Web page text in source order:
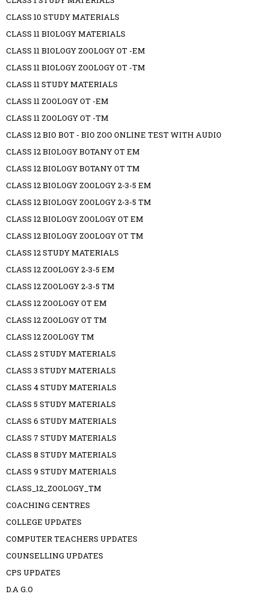
CLASS 10 STUDY MATERIALS
CLASS 11 BIOLOGY MATERIALS
CLASS 11 BIOLOGY ZOOLOGY OT -EM
CLASS 11 BIOLOGY ZOOLOGY OT -TM
CLASS 11 STUDY MATERIALS
CLASS 11 ZOOLOGY OT -EM
CLASS 11 ZOOLOGY OT -TM
CLASS 12 BIO BOT - BIO ZOO ONLINE TEST WITH AUDIO
CLASS 12 BIOLOGY BOTANY OT EM
CLASS 12 BIOLOGY BOTANY OT TM
CLASS 12 BIOLOGY ZOOLOGY 2-3-5 EM
CLASS 12 BIOLOGY ZOOLOGY 2-3-5 TM
CLASS 12 BIOLOGY ZOOLOGY OT EM
CLASS 12 BIOLOGY ZOOLOGY OT TM
CLASS 12 STUDY MATERIALS
CLASS 12 ZOOLOGY 2-3-5 EM
CLASS 12 ZOOLOGY 2-3-5 TM
CLASS 12 ZOOLOGY OT EM
CLASS 12 ZOOLOGY OT TM
CLASS 12 ZOOLOGY TM
CLASS 2 STUDY MATERIALS
CLASS 3 STUDY MATERIALS
CLASS 4 STUDY MATERIALS
CLASS 5 STUDY MATERIALS
CLASS 6 STUDY MATERIALS
CLASS 7 STUDY MATERIALS
CLASS 8 STUDY MATERIALS
CLASS 9 STUDY MATERIALS
CLASS_12_ZOOLOGY_TM
COACHING CENTRES
COLLEGE UPDATES
COMPUTER TEACHERS UPDATES
COUNSELLING UPDATES
CPS UPDATES
D.A G.O